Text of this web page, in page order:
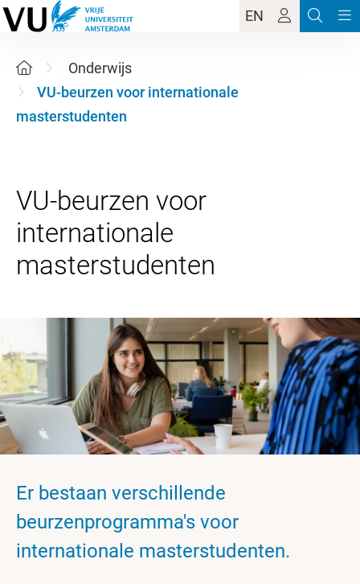
EN
Onderwijs
VU-beurzen voor internationale
masterstudenten
VU-beurzen voor
internationale
Er bestaan verschillende
beurzenprogramma's voor
internationale masterstudenten.